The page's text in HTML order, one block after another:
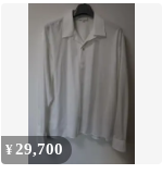
¥29,700